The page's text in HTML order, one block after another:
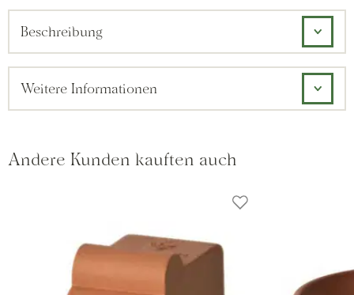
Beschreibung
Weitere Informationen
Andere Kunden kauften auch